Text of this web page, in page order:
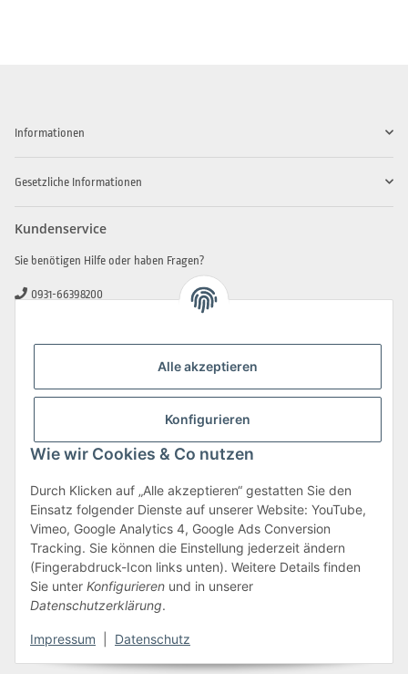
Alle akzeptieren
Konfigurieren
Wie wir Cookies & Co nutzen
Durch Klicken auf „Alle akzeptieren“ gestatten Sie den
Einsatz folgender Dienste auf unserer Website: YouTube,
Vimeo, Google Analytics 4, Google Ads Conversion
Tracking. Sie können die Einstellung jederzeit ändern
(Fingerabdruck-Icon links unten). Weitere Details finden
Sie unter Konfigurieren und in unserer
Datenschutzerklärung.
Impressum Datenschutz
Informationen
Gesetzliche Informationen
Kundenservice
Sie benötigen Hilfe oder haben Fragen?
0931-66398200
info@beamerlampe-guenstiger.de
Sicher Einkaufen
Vertrag widerrufen